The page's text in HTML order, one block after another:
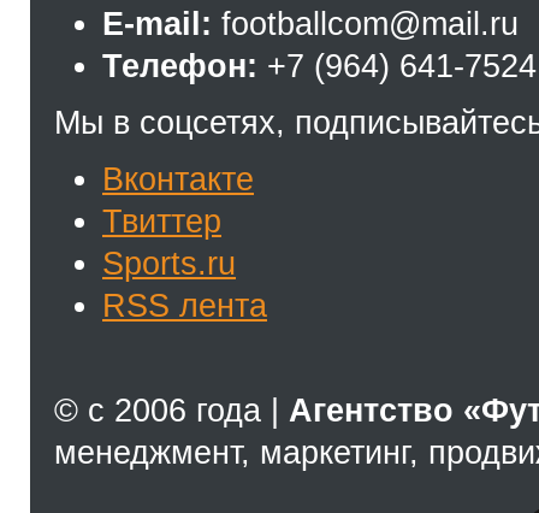
E-mail: footballcom@mail.ru
Телефон: +7 (964) 641-7524
Мы в соцсетях,
Вконтакте
Твиттер
Sports.ru
RSS лента
© с 2006 года | Агентство
менеджмент, маркетинг,